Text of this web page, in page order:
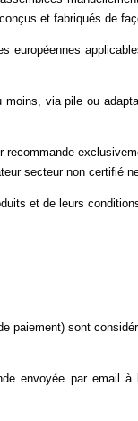
et fabriqués de
européennes
moins, via pile ou
secteur non certifié
et de leurs
paiement) sont
envoyée par email